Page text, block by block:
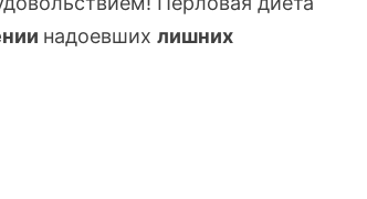
надоевшихлишних